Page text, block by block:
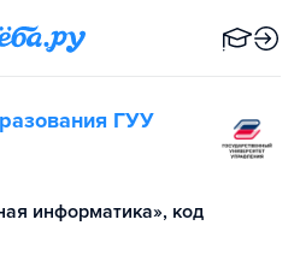
ГУУ
информатика», код